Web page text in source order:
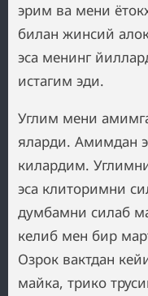
эрим ва мени
билан жинсий
эса менинг
истагим эди.
Углим мени
яларди. Амимдан
килардим.
эса клиторимни
думбамни силаб
келиб мен бир
Озрок вактдан
майка, трико